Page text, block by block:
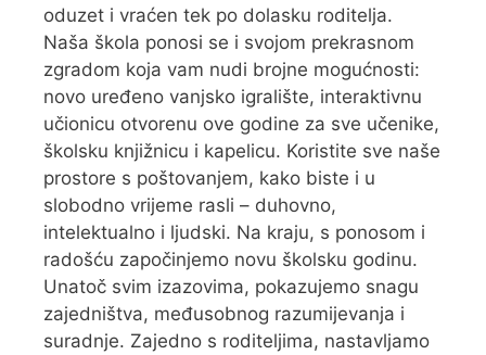
oduzet i vraćen tek po dolasku roditelja.
Naša škola ponosi se i svojom prekrasnom
zgradom koja vam nudi brojne mogućnosti:
novo uređeno vanjsko igralište, interaktivnu
učionicu otvorenu ove godine za sve učenike,
školsku knjižnicu i kapelicu. Koristite sve naše
prostore s poštovanjem, kako biste i u
slobodno vrijeme rasli – duhovno,
intelektualno i ljudski. Na kraju, s ponosom i
radošću započinjemo novu školsku godinu.
Unatoč svim izazovima, pokazujemo snagu
zajedništva, međusobnog razumijevanja i
suradnje. Zajedno s roditeljima, nastavljamo